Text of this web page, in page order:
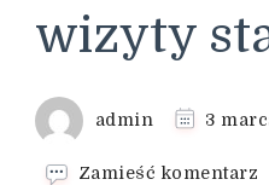
wizyty
admin 3
Zamieść komentarz